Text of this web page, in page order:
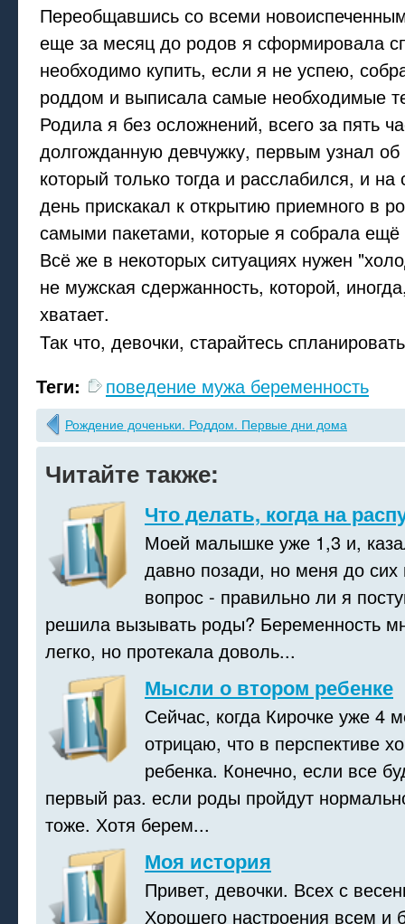
Переобщавшись со всеми
еще за месяц до родов я сформировала
необходимо купить, если я не успею,
роддом и выписала самые необходимые
Родила я без осложнений, всего за пять
долгожданную девчужку, первым узнал об
который только тогда и расслабился, и
день прискакал к открытию приемного в
самыми пакетами, которые я собрала
Всё же в некоторых ситуациях нужен
не мужская сдержанность, которой,
хватает.
Так что, девочки, старайтесь
Теги:
поведение мужа беременность
Рождение доченьки. Роддом. Первые дни дома
Читайте также:
Что делать, когда на
Моей малышке уже 1,3 и,
давно позади, но меня до сих
вопрос - правильно ли я
решила вызывать роды? Беременность
легко, но протекала доволь...
Мысли о втором ребенке
Сейчас, когда Кирочке уже 4
отрицаю, что в перспективе
ребенка. Конечно, если все
первый раз. если роды пройдут
тоже. Хотя берем...
Моя история
Привет, девочки. Всех с
Хорошего настроения всем и